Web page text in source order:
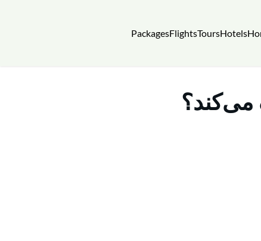
Hotels
Tours
Flights
Packages
می‌کند؟